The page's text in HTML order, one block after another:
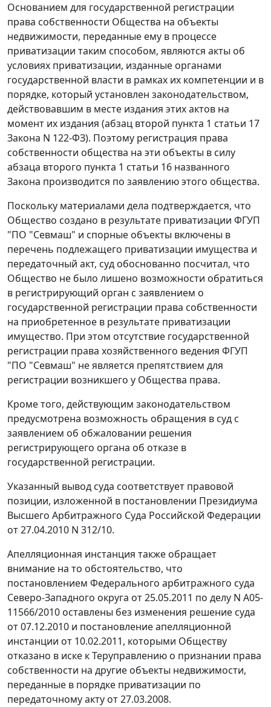
Основанием для государственной регистрации
права собственности Общества на объекты
недвижимости, переданные ему в процессе
приватизации таким способом, являются акты об
условиях приватизации, изданные органами
государственной власти в рамках их компетенции и в
порядке, который установлен законодательством,
действовавшим в месте издания этих актов на
момент их издания (абзац второй пункта 1 статьи 17
Закона N 122-ФЗ). Поэтому регистрация права
собственности общества на эти объекты в силу
абзаца второго пункта 1 статьи 16 названного
Закона производится по заявлению этого общества.
Поскольку материалами дела подтверждается, что
Общество создано в результате приватизации ФГУП
"ПО "Севмаш" и спорные объекты включены в
перечень подлежащего приватизации имущества и
передаточный акт, суд обоснованно посчитал, что
Общество не было лишено возможности обратиться
в регистрирующий орган с заявлением о
государственной регистрации права собственности
на приобретенное в результате приватизации
имущество. При этом отсутствие государственной
регистрации права хозяйственного ведения ФГУП
"ПО "Севмаш" не является препятствием для
регистрации возникшего у Общества права.
Кроме того, действующим законодательством
предусмотрена возможность обращения в суд с
заявлением об обжаловании решения
регистрирующего органа об отказе в
государственной регистрации.
Указанный вывод суда соответствует правовой
позиции, изложенной в постановлении Президиума
Высшего Арбитражного Суда Российской Федерации
от 27.04.2010 N 312/10.
Апелляционная инстанция также обращает
внимание на то обстоятельство, что
постановлением Федерального арбитражного суда
Северо-Западного округа от 25.05.2011 по делу N А05-
11566/2010 оставлены без изменения решение суда
от 07.12.2010 и постановление апелляционной
инстанции от 10.02.2011, которыми Обществу
отказано в иске к Теруправлению о признании права
собственности на другие объекты недвижимости,
переданные в порядке приватизации по
передаточному акту от 27.03.2008.